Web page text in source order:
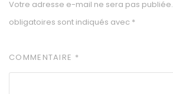
Votre adresse e-mail ne sera pas publiée.
obligatoires sont indiqués avec *
COMMENTAIRE *